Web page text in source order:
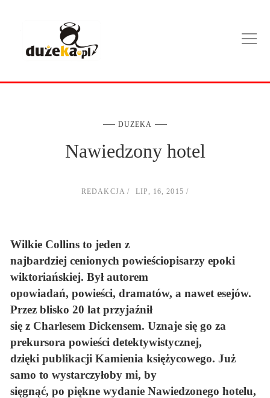
DUZEKA
Nawiedzony hotel
REDAKCJA LIP, 16, 2015
Wilkie Collins to jeden z
najbardziej cenionych powieściopisarzy epoki
wiktoriańskiej. Był autorem
opowiadań, powieści, dramatów, a nawet esejów.
Przez blisko 20 lat przyjaźnił
się z Charlesem Dickensem. Uznaje się go za
prekursora powieści detektywistycznej,
dzięki publikacji Kamienia księżycowego. Już
samo to wystarczyłoby mi, by
sięgnąć, po piękne wydanie Nawiedzonego hotelu,